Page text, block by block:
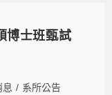
博士班甄試
息 / 系所公告